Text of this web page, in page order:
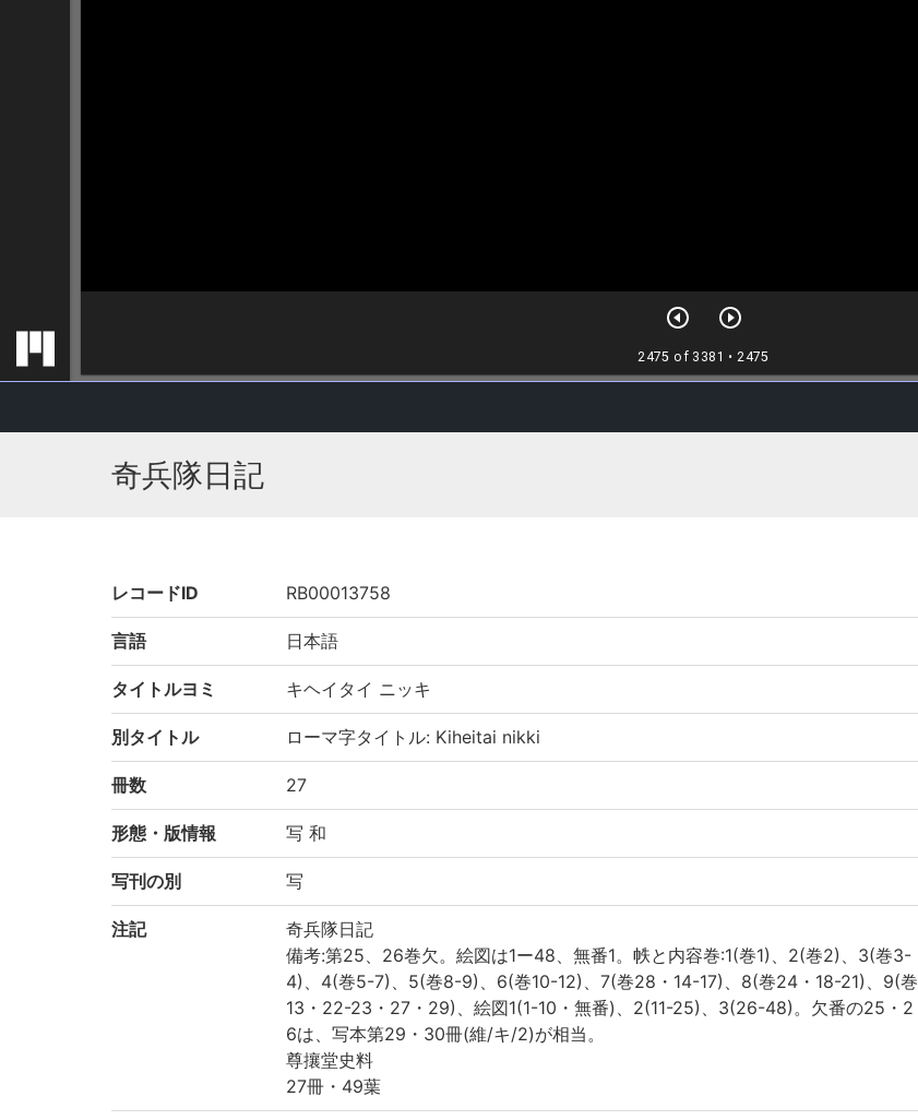
奇兵隊日記
レコードID RB00013758
言語 日本語
タイトルヨミ キヘイタイ ニッキ
別タイトル ローマ字タイトル: Kiheitai nikki
冊数 27
形態・版情報 写 和
写刊の別 写
注記
奇兵隊日記
備考:第25、26巻欠。絵図は1ー48、無番1。帙と内容巻:1(巻1)、2(巻2)、3(巻3-
4)、4(巻5-7)、5(巻8-9)、6(巻10-12)、7(巻28・14-17)、8(巻24・18-21)、9(巻
13・22-23・27・29)、絵図1(1-10・無番)、2(11-25)、3(26-48)。欠番の25・2
6は、写本第29・30冊(維/キ/2)が相当。
尊攘堂史料
27冊・49葉